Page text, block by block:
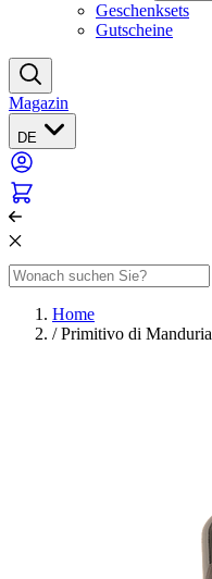
Geschenksets
Gutscheine
Magazin
DE
Home
/ Primitivo di Manduria